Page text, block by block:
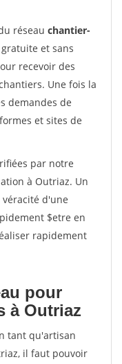
réseau chantier-
et sans
recevoir des
Une fois la
demandes de
et sites de
par notre
à Outriaz. Un
d'une
$etre en
rapidement
pour
à Outriaz
tant qu'artisan
il faut pouvoir